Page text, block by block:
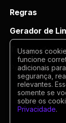
Regras
Gerador de
Termos de uso
Politica de
Usamos
funcione
adicionais
segurança,
relevantes.
somente se
sobre os
Privacidade.